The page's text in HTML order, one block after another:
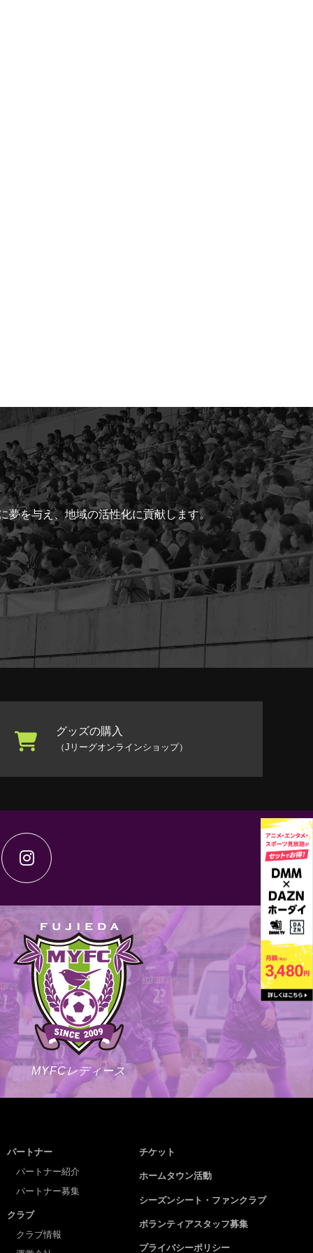
夢を与え、地域の活性化に貢献します。
グッズの購入
（Jリーグオンラインショップ）
MYFCレディース
パートナー
パートナー紹介
パートナー募集
クラブ
クラブ情報
チケット
ホームタウン活動
シーズンシート・ファンクラブ
ボランティアスタッフ募集
プライバシーポリシー